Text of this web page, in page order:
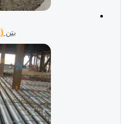
بتن (323)